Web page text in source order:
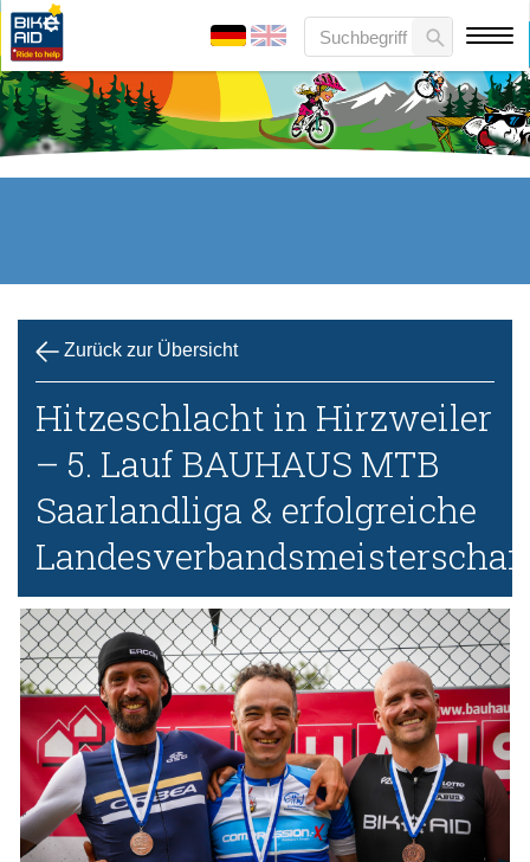
Zurück zur Übersicht
Hitzeschlacht in Hirzweiler
– 5. Lauf BAUHAUS MTB
Saarlandliga & erfolgreiche